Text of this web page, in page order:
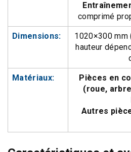
comprimé
Dimensions:
1020×300 mm
hauteur
Matériaux:
Pièces en
(roue,
Autres